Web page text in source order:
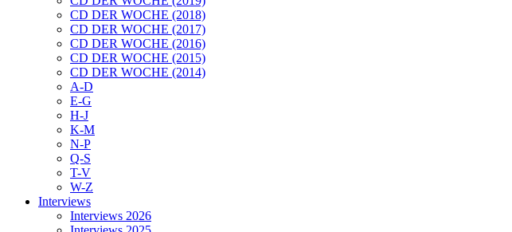
CD DER WOCHE (2018)
CD DER WOCHE (2017)
CD DER WOCHE (2016)
CD DER WOCHE (2015)
CD DER WOCHE (2014)
A-D
E-G
H-J
K-M
N-P
Q-S
T-V
W-Z
Interviews
Interviews 2026